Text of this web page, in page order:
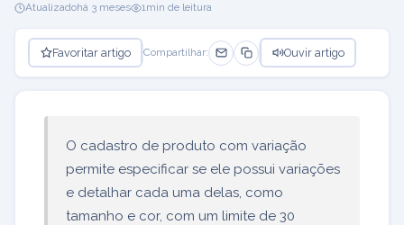
Atualizadohá 3 meses 1min de leitura
Favoritar artigo Compartilhar: Ouvir artigo
O cadastro de produto com variação
permite especificar se ele possui variações
e detalhar cada uma delas, como
tamanho e cor, com um limite de 30